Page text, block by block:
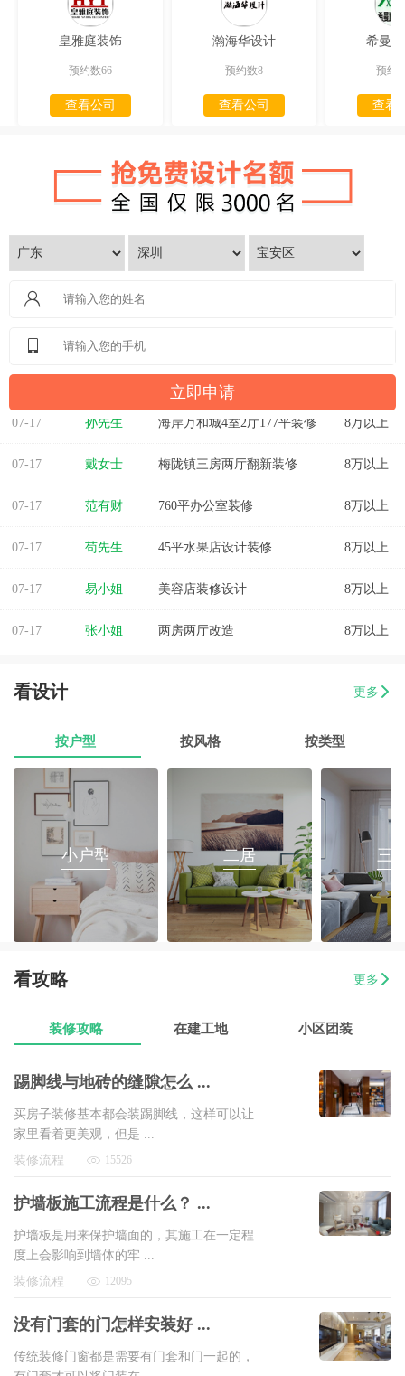
皇雅庭装饰
预约数66
查看公司
瀚海华设计
预约数8
查看公司
希曼
预约
查看
07-17 戴女士 梅陇镇三房两厅翻新装修 8万以上
07-17 范有财 760平办公室装修 8万以上
07-17 苟先生 45平水果店设计装修 8万以上
07-17 易小姐 美容店装修设计 8万以上
07-17 张小姐 两房两厅改造 8万以上
朱小姐 560平办公室装修 8万以上
07-17 伊小姐 8万以上
董先生 万泰城4室2厅 202平 8万以上
葛小姐 榕城区榕江一品3室2厅1卫 8万以上
07-17 魏先生 金海湾4室2厅 8万以上
看设计 更多
按户型 按风格 按类型
小户型 二居 三
看攻略 更多
装修攻略 在建工地 小区团装
踢脚线与地砖的缝隙怎么 ...
买房子装修基本都会装踢脚线，这样可以让
家里看着更美观，但是 ...
装修流程
15526
护墙板施工流程是什么？ ...
护墙板是用来保护墙面的，其施工在一定程
度上会影响到墙体的牢 ...
装修流程
12095
没有门套的门怎样安装好 ...
传统装修门窗都是需要有门套和门一起的，